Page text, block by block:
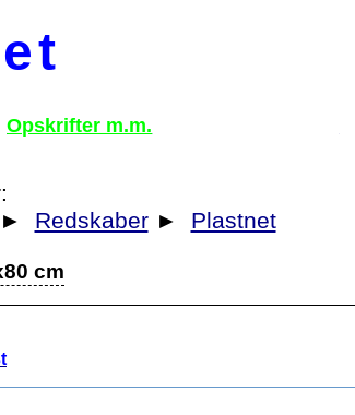
Opskrifter m.m.
► Redskaber ► Plastnet
cm